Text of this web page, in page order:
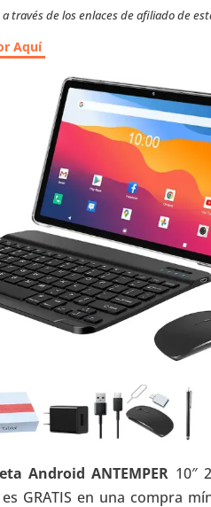
través de los enlaces de afiliado de
Aquí
Android ANTEMPER 10″
GRATIS en una compra